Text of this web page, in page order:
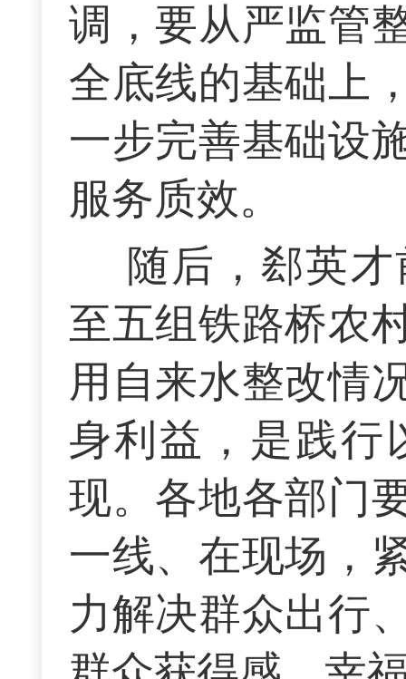
调，要从严监管
全底线的基础上
一步完善基础设
服务质效。
随后，郄英
至五组铁路桥农
用自来水整改情
身利益，是践行
现。各地各部门
一线、在现场，
力解决群众出行